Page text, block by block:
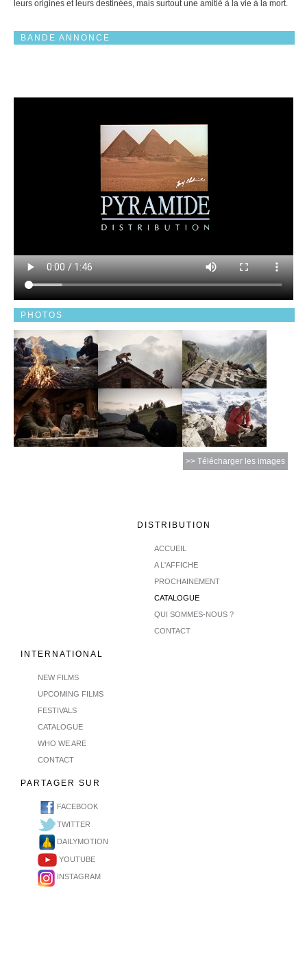
leurs origines et leurs destinées, mais surtout une amitié à la vie à la mort.
BANDE ANNONCE
PHOTOS
>> Télécharger les images
DISTRIBUTION
ACCUEIL
A L'AFFICHE
PROCHAINEMENT
CATALOGUE
QUI SOMMES-NOUS ?
CONTACT
INTERNATIONAL
NEW FILMS
UPCOMING FILMS
FESTIVALS
CATALOGUE
WHO WE ARE
CONTACT
PARTAGER SUR
FACEBOOK
TWITTER
DAILYMOTION
YOUTUBE
INSTAGRAM